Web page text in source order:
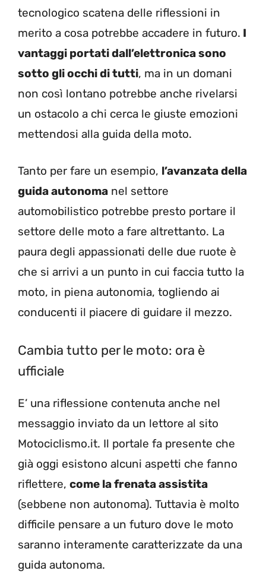
tecnologico scatena delle riflessioni in
merito a cosa potrebbe accadere in futuro. I
vantaggi portati dall’elettronica sono
sotto gli occhi di tutti, ma in un domani
non così lontano potrebbe anche rivelarsi
un ostacolo a chi cerca le giuste emozioni
mettendosi alla guida della moto.
Tanto per fare un esempio, l’avanzata della
guida autonoma nel settore
automobilistico potrebbe presto portare il
settore delle moto a fare altrettanto. La
paura degli appassionati delle due ruote è
che si arrivi a un punto in cui faccia tutto la
moto, in piena autonomia, togliendo ai
conducenti il piacere di guidare il mezzo.
Cambia tutto per le moto: ora è
ufficiale
E’ una riflessione contenuta anche nel
messaggio inviato da un lettore al sito
Motociclismo.it. Il portale fa presente che
già oggi esistono alcuni aspetti che fanno
riflettere, come la frenata assistita
(sebbene non autonoma). Tuttavia è molto
difficile pensare a un futuro dove le moto
saranno interamente caratterizzate da una
guida autonoma.